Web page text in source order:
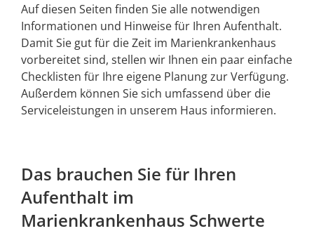
Auf diesen Seiten finden Sie alle notwendigen
Informationen und Hinweise für Ihren Aufenthalt.
Damit Sie gut für die Zeit im Marienkrankenhaus
vorbereitet sind, stellen wir Ihnen ein paar einfache
Checklisten für Ihre eigene Planung zur Verfügung.
Außerdem können Sie sich umfassend über die
Serviceleistungen in unserem Haus informieren.
Das brauchen Sie für Ihren
Aufenthalt im
Marienkrankenhaus Schwerte